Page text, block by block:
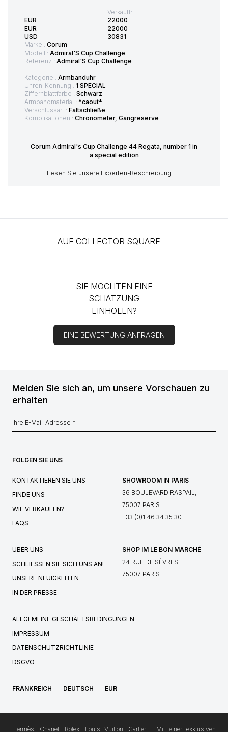
EUR
EUR
USD
Verkauft:
22000
22000
30831
Marke : Corum
Modell : Admiral'S Cup Challenge
Referenz : Admiral'S Cup Challenge
Kategorie : Armbanduhr
Uhren-Kennung : 1 SPECIAL
Ziffernblattfarbe : Schwarz
Armbandmaterial : *caout*
Verschlussart : Faltschließe
Komplikationen : Chronometer, Gangreserve
Corum Admiral's Cup Challenge 44 Regata, number 1 in
a special edition
Lesen Sie unsere Experten-Beschreibung
AUF COLLECTOR SQUARE
SIE MÖCHTEN EINE
SCHÄTZUNG
EINHOLEN?
EINE BEWERTUNG ANFRAGEN
Melden Sie sich an, um unsere Vorschauen zu
erhalten
FOLGEN SIE UNS
KONTAKTIEREN SIE UNS
FINDE UNS
WIE VERKAUFEN?
FAQS
SHOWROOM IN PARIS
36 BOULEVARD RASPAIL,
75007 PARIS
+33 (0)1 46 34 35 30
ÜBER UNS
SCHLIESSEN SIE SICH UNS AN!
UNSERE NEUIGKEITEN
IN DER PRESSE
SHOP IM LE BON MARCHÉ
24 RUE DE SÈVRES,
75007 PARIS
ALLGEMEINE GESCHÄFTSBEDINGUNGEN
IMPRESSUM
DATENSCHUTZRICHTLINIE
DSGVO
FRANKREICH DEUTSCH EUR
Hermès, Chanel, Rolex, Louis Vuitton, Cartier…: Mit einer exklusiven